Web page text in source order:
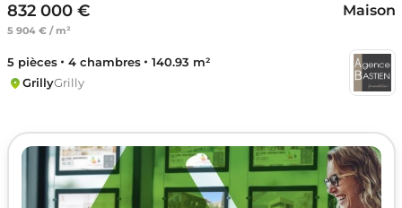
832 000 €
5 904 € / m²
Maison
5 pièces 4 chambres
140.93 m²
GrillyGrilly